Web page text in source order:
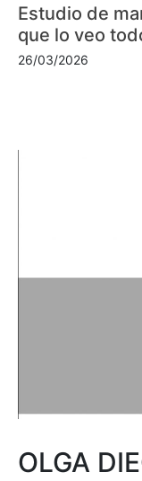
Estudio de
que lo veo
26/03/2026
OLGA